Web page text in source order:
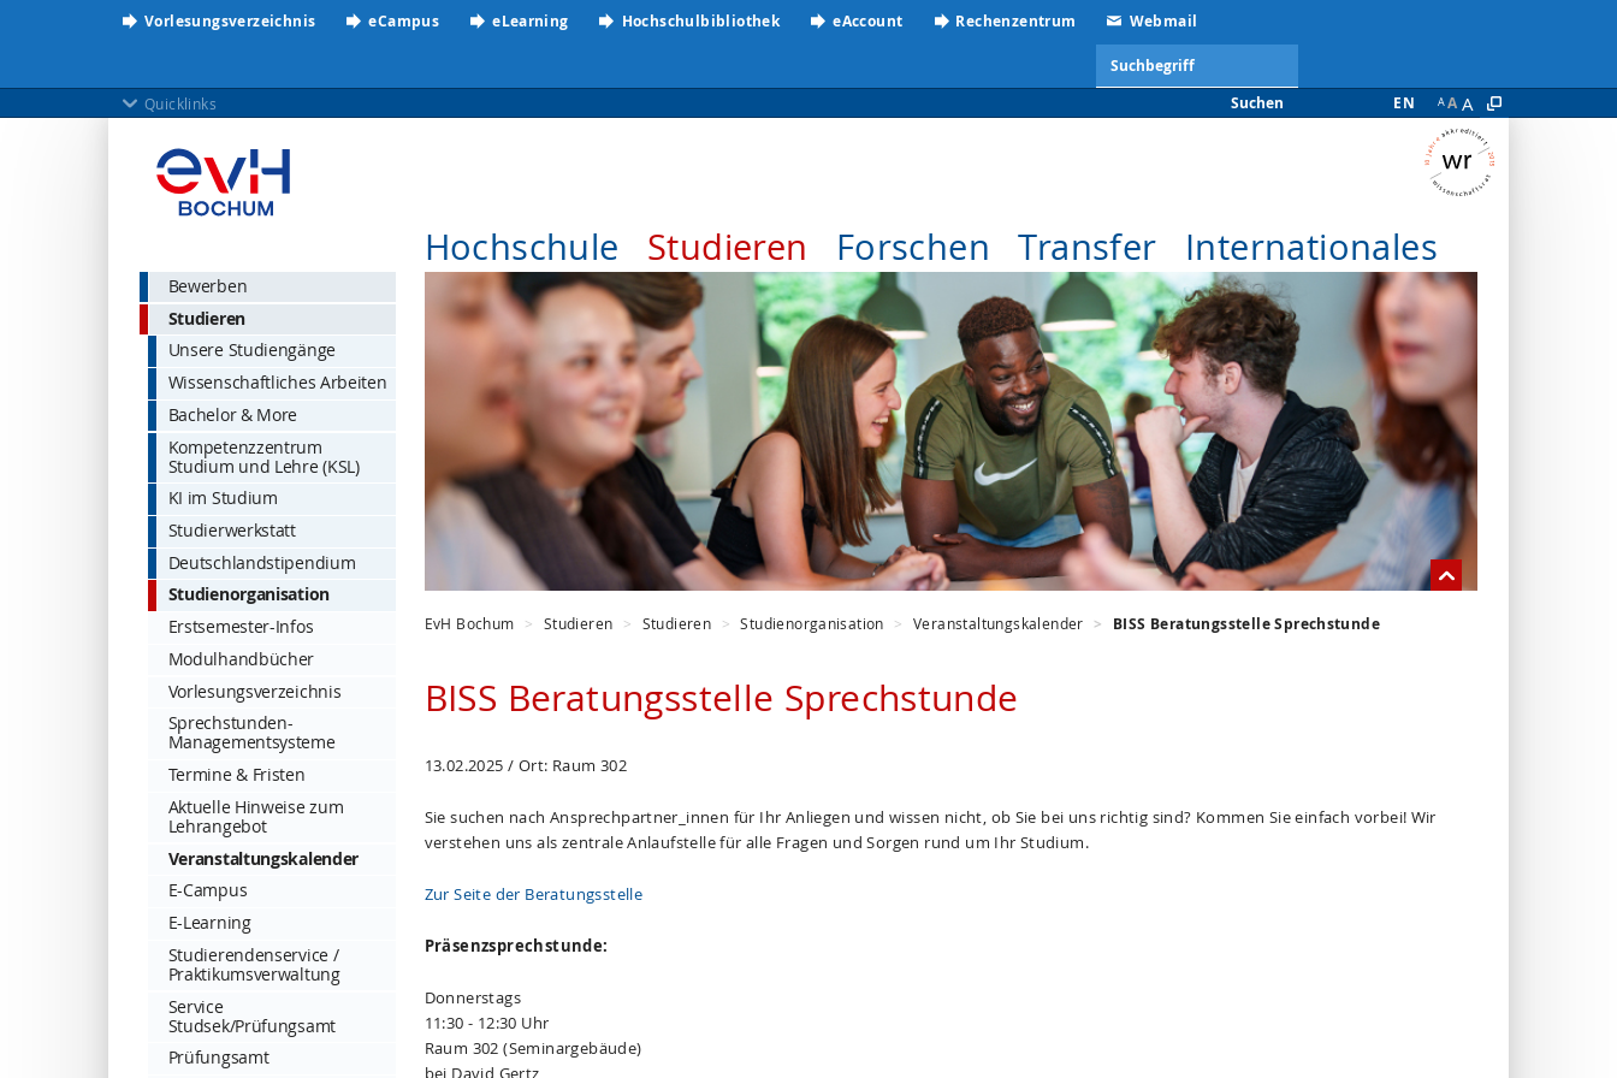
Vorlesungsverzeichnis eCampus eLearning Hochschulbibliothek eAccount Rechenzentrum Webmail
Suchen
Quicklinks EN A A A
Hochschule Studieren Forschen Transfer Internationales
Bewerben
Studieren
Unsere Studiengänge
Wissenschaftliches Arbeiten
Bachelor & More
Kompetenzzentrum
Studium und Lehre (KSL)
KI im Studium
Studierwerkstatt
Deutschlandstipendium
Studienorganisation
Erstsemester-Infos
Modulhandbücher
Vorlesungsverzeichnis
Sprechstunden-
Managementsysteme
Termine & Fristen
Aktuelle Hinweise zum
Lehrangebot
Veranstaltungskalender
E-Campus
E-Learning
Studierendenservice /
Praktikumsverwaltung
Service
Studsek/Prüfungsamt
Prüfungsamt
EvH Bochum Studieren Studieren Studienorganisation Veranstaltungskalender BISS Beratungsstelle Sprechstunde
BISS Beratungsstelle Sprechstunde
13.02.2025 / Ort: Raum 302
Sie suchen nach Ansprechpartner_innen für Ihr Anliegen und wissen nicht, ob Sie bei uns richtig sind? Kommen Sie einfach vorbei! Wir
verstehen uns als zentrale Anlaufstelle für alle Fragen und Sorgen rund um Ihr Studium.
Zur Seite der Beratungsstelle
Präsenzsprechstunde:
Donnerstags
11:30 - 12:30 Uhr
Raum 302 (Seminargebäude)
bei David Gertz